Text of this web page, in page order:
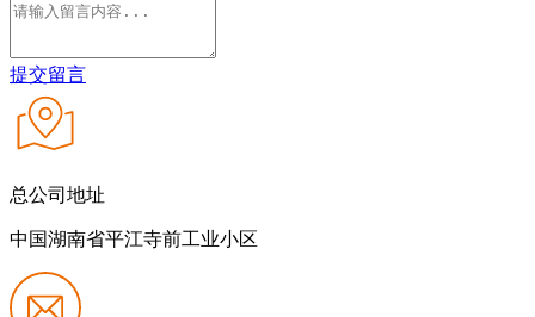
提交留言
总公司地址
中国湖南省平江寺前工业小区